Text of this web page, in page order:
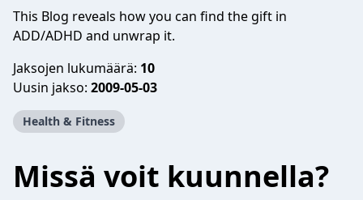
This Blog reveals how you can find the gift in
ADD/ADHD and unwrap it.
Jaksojen lukumäärä: 10
Uusin jakso: 2009-05-03
Health & Fitness
Missä voit kuunnella?